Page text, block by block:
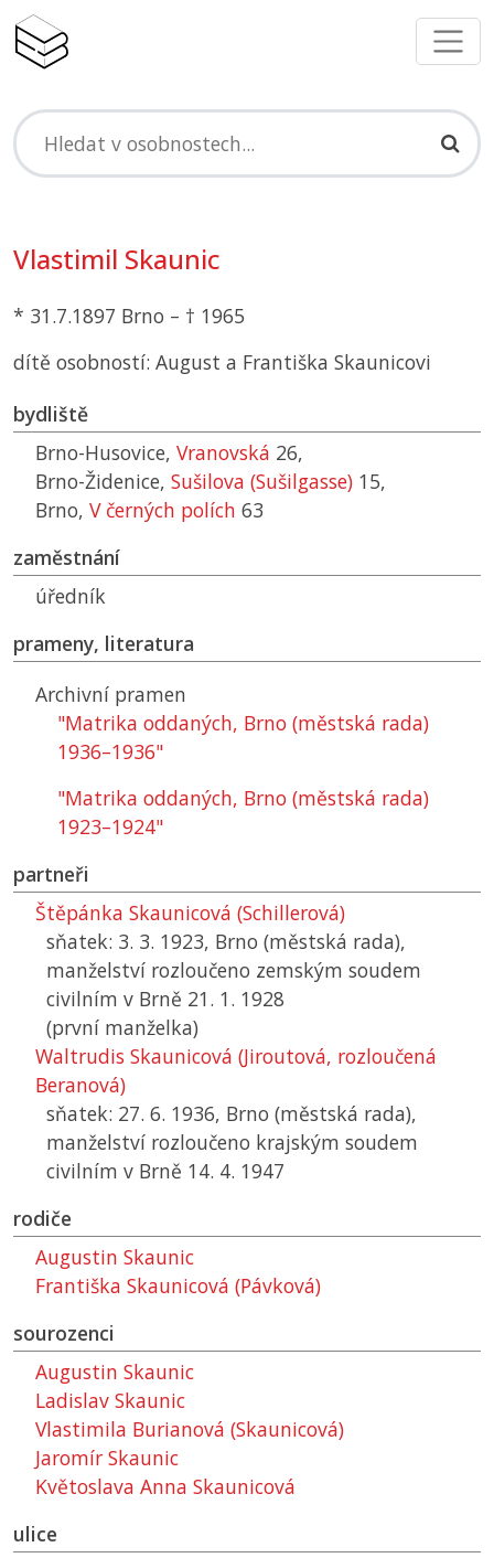
Vlastimil Skaunic
* 31.7.1897 Brno – † 1965
dítě osobností: August a Františka Skaunicovi
bydliště
Brno-Husovice, Vranovská 26,
Brno-Židenice, Sušilova (Sušilgasse) 15,
Brno, V černých polích 63
zaměstnání
úředník
prameny, literatura
Archivní pramen
"Matrika oddaných, Brno (městská rada)
1936–1936"
"Matrika oddaných, Brno (městská rada)
1923–1924"
partneři
Štěpánka Skaunicová (Schillerová)
sňatek: 3. 3. 1923, Brno (městská rada),
manželství rozloučeno zemským soudem
civilním v Brně 21. 1. 1928
(první manželka)
Waltrudis Skaunicová (Jiroutová, rozloučená
Beranová)
sňatek: 27. 6. 1936, Brno (městská rada),
manželství rozloučeno krajským soudem
civilním v Brně 14. 4. 1947
rodiče
Augustin Skaunic
Františka Skaunicová (Pávková)
sourozenci
Augustin Skaunic
Ladislav Skaunic
Vlastimila Burianová (Skaunicová)
Jaromír Skaunic
Květoslava Anna Skaunicová
ulice